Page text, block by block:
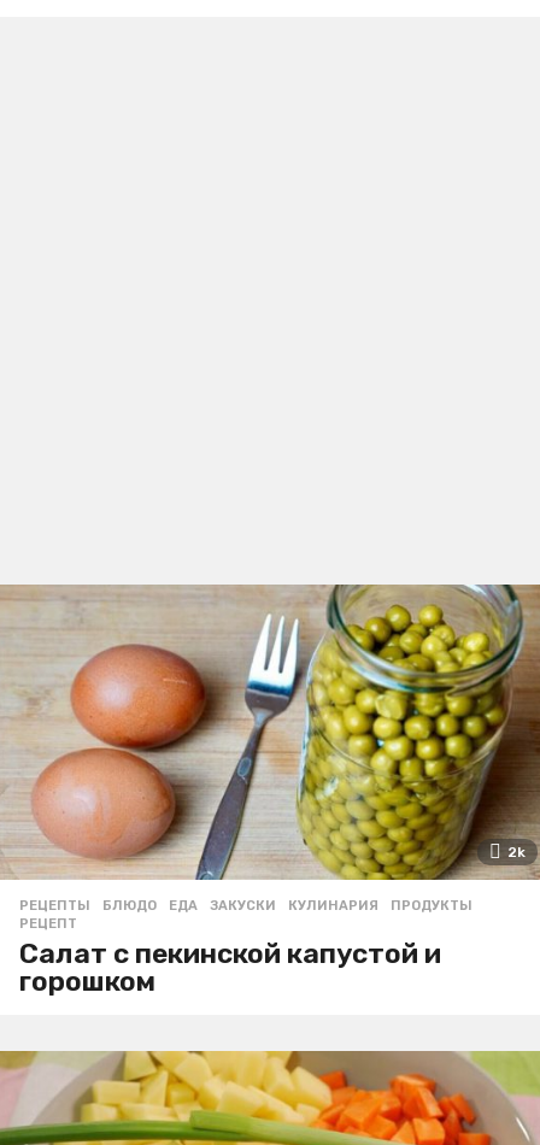
2k
РЕЦЕПТЫ БЛЮДО ,ЕДА ,ЗАКУСКИ ,КУЛИНАРИЯ ,ПРОДУКТЫ
РЕЦЕПТ
Салат с пекинской капустой и
горошком